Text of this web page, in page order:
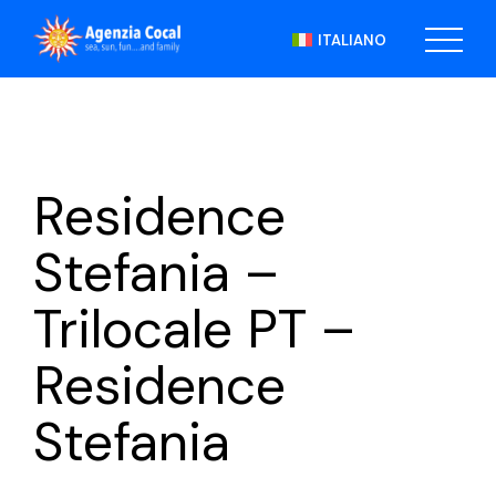
content
ITALIANO
Residence
Stefania –
Trilocale PT –
Residence
Stefania